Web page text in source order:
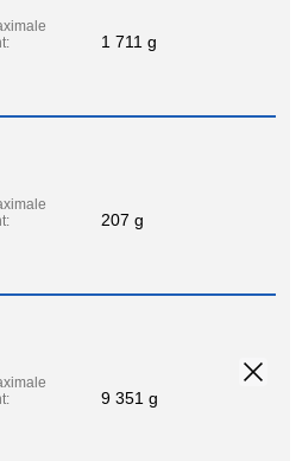
1 711 g
207 g
9 351 g